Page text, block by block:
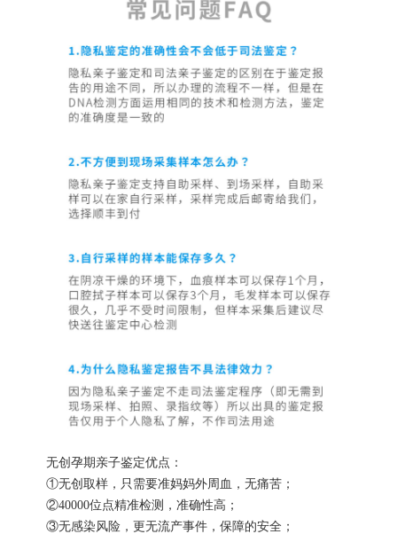
无创孕期亲子鉴定优点：
①无创取样，只需要准妈妈外周血，无痛苦；
②40000位点精准检测，准确性高；
③无感染风险，更无流产事件，保障的安全；